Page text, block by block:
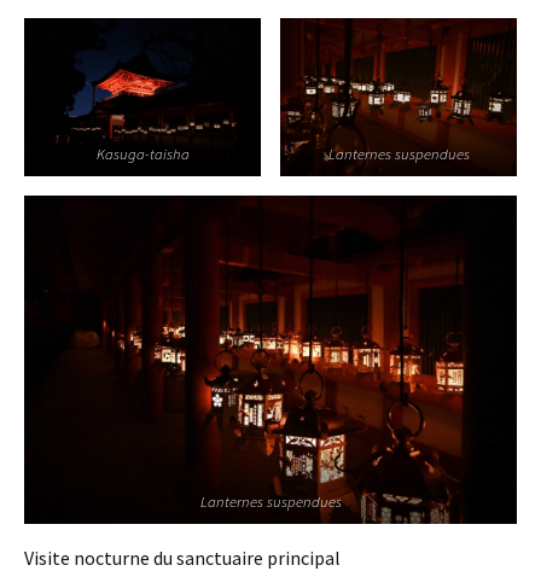
Kasuga-taisha Lanternes suspendues
Lanternes suspendues
Visite nocturne du sanctuaire principal